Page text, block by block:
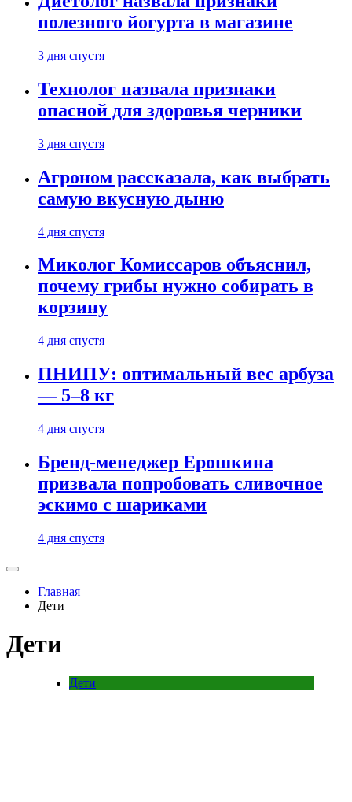
полезного йогурта в магазине
3 дня спустя
Технолог назвала признаки
опасной для здоровья черники
3 дня спустя
Агроном рассказала, как выбрать
самую вкусную дыню
4 дня спустя
Миколог Комиссаров объяснил,
почему грибы нужно собирать в
корзину
4 дня спустя
ПНИПУ: оптимальный вес арбуза
— 5–8 кг
4 дня спустя
Бренд-менеджер Ерошкина
призвала попробовать сливочное
эскимо с шариками
4 дня спустя
Главная
Дети
Дети
Дети